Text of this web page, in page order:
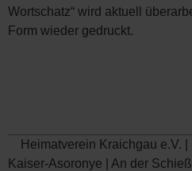
Wortschatz“ wird aktuell
Form wieder gedruckt.
Heimatverein Kraichgau e.V.
Kaiser-Asoronye | An der